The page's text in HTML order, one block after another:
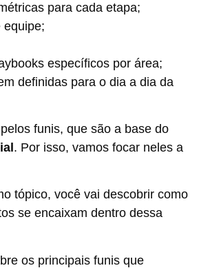
para cada etapa;
equipe;
específicos por área;
definidas para o dia a dia da
funis, que são a base do
. Por isso, vamos focar neles a
tópico, você vai descobrir como
se encaixam dentro dessa
os principais funis que